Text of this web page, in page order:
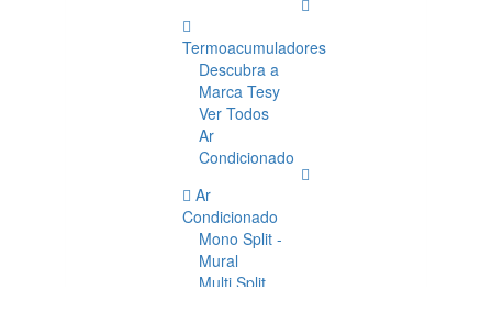
Termoacumuladores
Descubra a
Marca Tesy
Ver Todos
Ar
Condicionado
Ar
Condicionado
Mono Split -
Mural
Multi Split